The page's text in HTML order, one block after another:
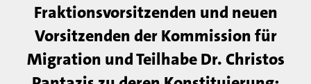
Fraktionsvorsitzenden und neuen
Vorsitzenden der Kommission für
Migration und Teilhabe Dr. Christos